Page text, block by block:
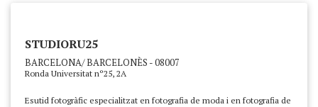
STUDIORU25
BARCELONA/ BARCELONÈS - 08007
Ronda Universitat nº25, 2A
Esutid fotogràfic especialitzat en fotografia de moda i en fotografia de